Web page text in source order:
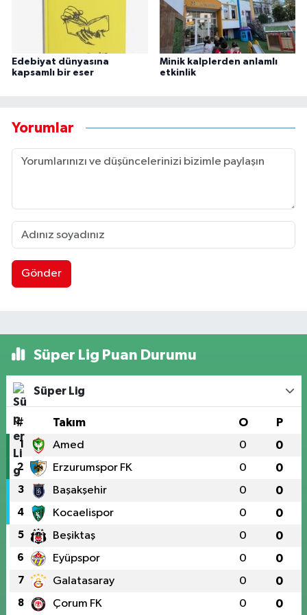
Edebiyat dünyasına
kapsamlı bir eser
Minik kalplerden anlamlı
etkinlik
Yorumlar
Gönder
Süper Lig Puan Durumu
Süper Lig
# Takım O P
1 Amed 0 0
2 Erzurumspor FK 0 0
3 Başakşehir 0 0
4 Kocaelispor 0 0
5 Beşiktaş 0 0
6 Eyüpspor 0 0
7 Galatasaray 0 0
8 Çorum FK 0 0